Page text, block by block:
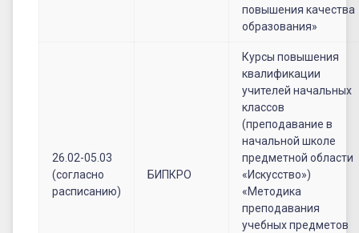
повышения качества
образования»
26.02-05.03
(согласно
расписанию)
БИПКРО
Курсы повышения
квалификации
учителей начальных
классов
(преподавание в
начальной школе
предметной области
«Искусство»)
«Методика
преподавания
учебных предметов